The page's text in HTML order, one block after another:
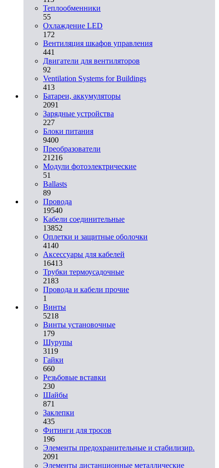
Теплообменники
55
Охлаждение LED
172
Вентиляция шкафов управления
441
Двигатели для вентиляторов
92
Ventilation Systems for Buildings
413
Батареи, аккумуляторы
2091
Зарядные устройства
227
Блоки питания
9400
Преобразователи
21216
Модули фотоэлектрические
51
Ballasts
89
Провода
19540
Кабели соединительные
13852
Оплетки и защитные оболочки
4140
Аксессуары для кабелей
16413
Трубки термоусадочные
2183
Провода и кабели прочие
1
Винты
5218
Винты установочные
179
Шурупы
3119
Гайки
660
Резьбовые вставки
230
Шайбы
871
Заклепки
435
Фитинги для тросов
196
Элементы предохранительные и стабилизир.
2091
Элементы дистанционные металлические